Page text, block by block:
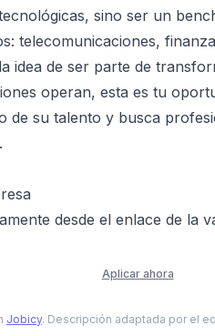
sino ser un
telecomunicaciones,
idea de ser parte de
operan, esta es tu
de su talento y busca
desde el enlace de la
Aplicar ahora
Jobicy. Descripción adaptada por el